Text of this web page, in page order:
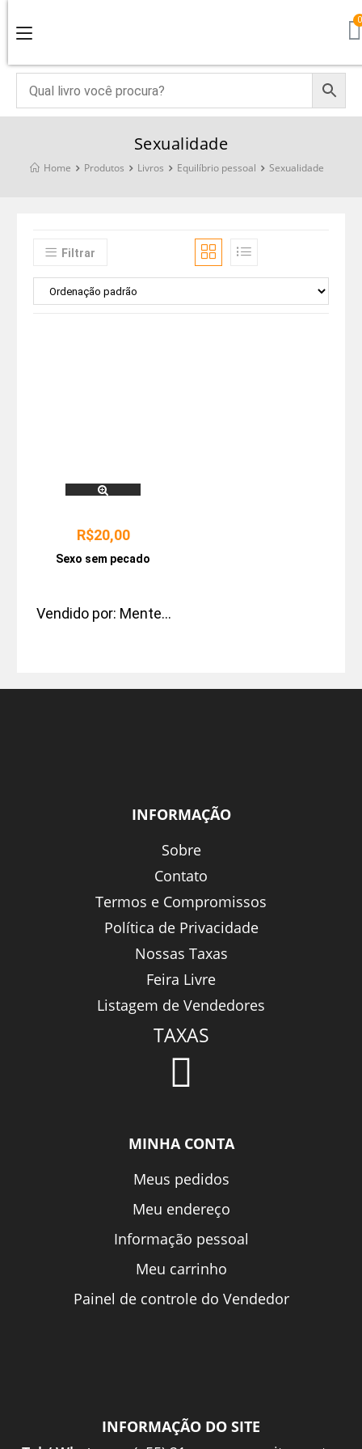
Sexualidade
Home Produtos Livros Equilíbrio pessoal Sexualidade
Filtrar
R$20,00
Sexo sem pecado
Vendido por: Mentes
INFORMAÇÃO
Sobre
Contato
Termos e Compromissos
Política de Privacidade
Nossas Taxas
Feira Livre
Listagem de Vendedores
TAXAS
MINHA CONTA
Meus pedidos
Meu endereço
Informação pessoal
Meu carrinho
Painel de controle do Vendedor
INFORMAÇÃO DO SITE